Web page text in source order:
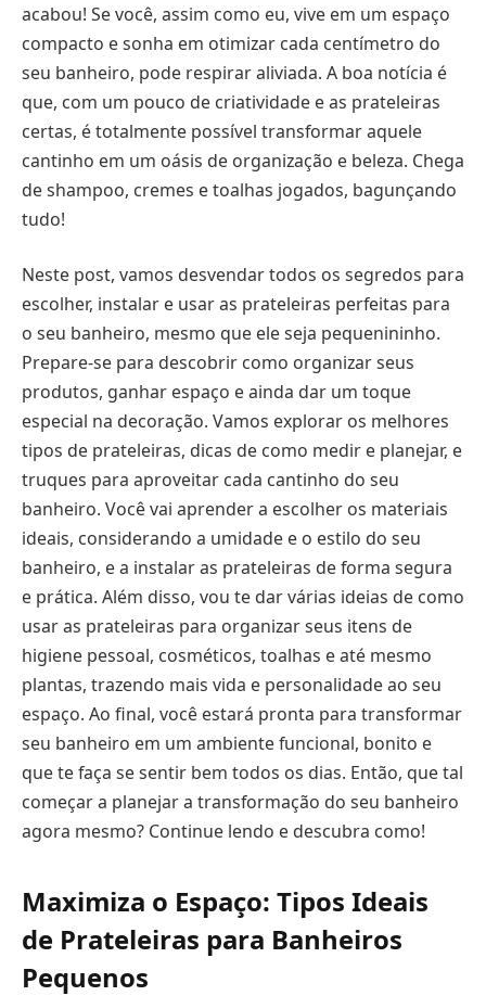
acabou! Se você, assim como eu, vive em um espaço
compacto e sonha em otimizar cada centímetro do
seu banheiro, pode respirar aliviada. A boa notícia é
que, com um pouco de criatividade e as prateleiras
certas, é totalmente possível transformar aquele
cantinho em um oásis de organização e beleza. Chega
de shampoo, cremes e toalhas jogados, bagunçando
tudo!
Neste post, vamos desvendar todos os segredos para
escolher, instalar e usar as prateleiras perfeitas para
o seu banheiro, mesmo que ele seja pequenininho.
Prepare-se para descobrir como organizar seus
produtos, ganhar espaço e ainda dar um toque
especial na decoração. Vamos explorar os melhores
tipos de prateleiras, dicas de como medir e planejar, e
truques para aproveitar cada cantinho do seu
banheiro. Você vai aprender a escolher os materiais
ideais, considerando a umidade e o estilo do seu
banheiro, e a instalar as prateleiras de forma segura
e prática. Além disso, vou te dar várias ideias de como
usar as prateleiras para organizar seus itens de
higiene pessoal, cosméticos, toalhas e até mesmo
plantas, trazendo mais vida e personalidade ao seu
espaço. Ao final, você estará pronta para transformar
seu banheiro em um ambiente funcional, bonito e
que te faça se sentir bem todos os dias. Então, que tal
começar a planejar a transformação do seu banheiro
agora mesmo? Continue lendo e descubra como!
Maximiza o Espaço: Tipos Ideais
de Prateleiras para Banheiros
Pequenos